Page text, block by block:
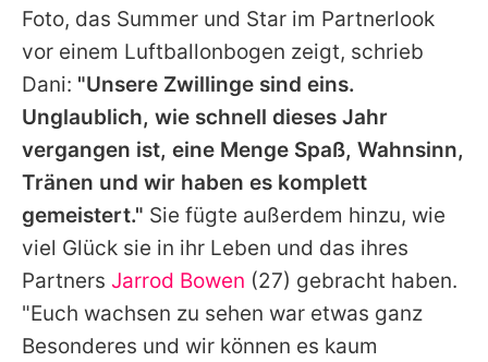
Foto, das Summer und Star im Partnerlook
vor einem Luftballonbogen zeigt, schrieb
Dani: "Unsere Zwillinge sind eins.
Unglaublich, wie schnell dieses Jahr
vergangen ist, eine Menge Spaß, Wahnsinn,
Tränen und wir haben es komplett
gemeistert." Sie fügte außerdem hinzu, wie
viel Glück sie in ihr Leben und das ihres
Partners Jarrod Bowen (27) gebracht haben.
"Euch wachsen zu sehen war etwas ganz
Besonderes und wir können es kaum